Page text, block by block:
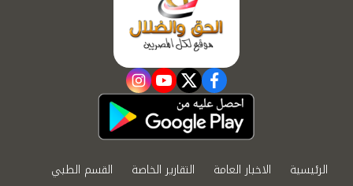
facebook
twitter
youtube
instagram
الرئيسية الاخبار العامة التقارير الخاصة
القسم الطبي